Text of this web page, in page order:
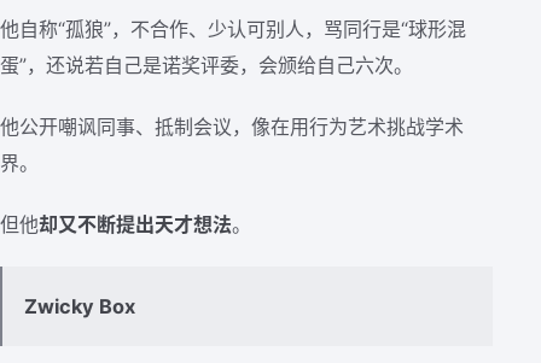
他自称“孤狼”，不合作、少认可别人，骂同行是“球形混
蛋”，还说若自己是诺奖评委，会颁给自己六次。
他公开嘲讽同事、抵制会议，像在用行为艺术挑战学术
界。
但他却又不断提出天才想法。
Zwicky Box